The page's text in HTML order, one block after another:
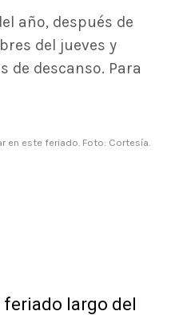
año, después de
del jueves y
de descanso. Para
en este feriado. Foto: Cortesía.
feriado largo del